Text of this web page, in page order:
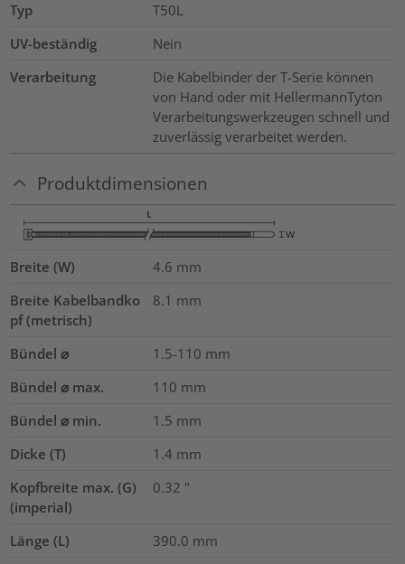
Typ
T50L
UV-beständig
Nein
Verarbeitung
Die Kabelbinder der T-Serie können
von Hand oder mit HellermannTyton
Verarbeitungswerkzeugen schnell und
zuverlässig verarbeitet werden.
Produktdimensionen
Breite (W) 4.6 mm
Breite Kabelbandko
pf (metrisch)
8.1 mm
Bündel ⌀ 1.5-110 mm
Bündel ⌀ max.
110 mm
Bündel ⌀ min.
1.5 mm
Dicke (T)
1.4 mm
Kopfbreite max. (G)
(imperial)
0.32 "
Länge (L) 390.0 mm